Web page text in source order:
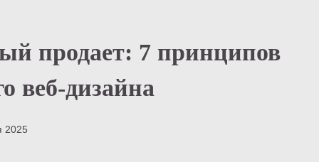
продает: 7 принципов
веб-дизайна
2025